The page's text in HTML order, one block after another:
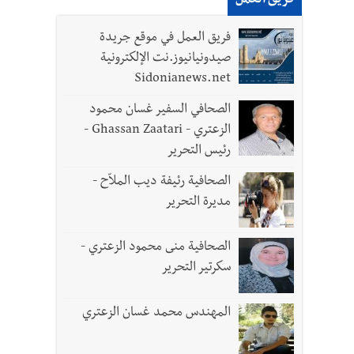
فريق العمل في موقع جريدة
صيدونيانيوز.نت الإلكترونية
Sidonianews.net
الصحافي السفير غسان محمود
الزعتري - Ghassan Zaatari -
رئيس التحرير
الصحافية رئيفة ديب الملاّح -
مديرة التحرير
الصحافية منى محمود الزعتري -
سكرتير التحرير
المهندس محمد غسان الزعتري